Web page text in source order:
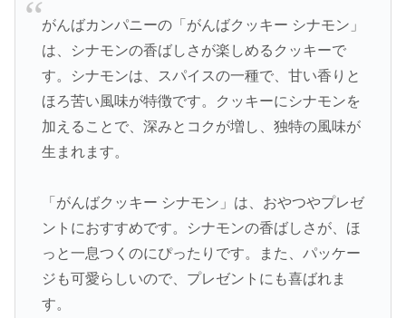
がんばカンパニーの「がんばクッキー シナモン」
は、シナモンの香ばしさが楽しめるクッキーで
す。シナモンは、スパイスの一種で、甘い香りと
ほろ苦い風味が特徴です。クッキーにシナモンを
加えることで、深みとコクが増し、独特の風味が
生まれます。
「がんばクッキー シナモン」は、おやつやプレゼ
ントにおすすめです。シナモンの香ばしさが、ほ
っと一息つくのにぴったりです。また、パッケー
ジも可愛らしいので、プレゼントにも喜ばれま
す。